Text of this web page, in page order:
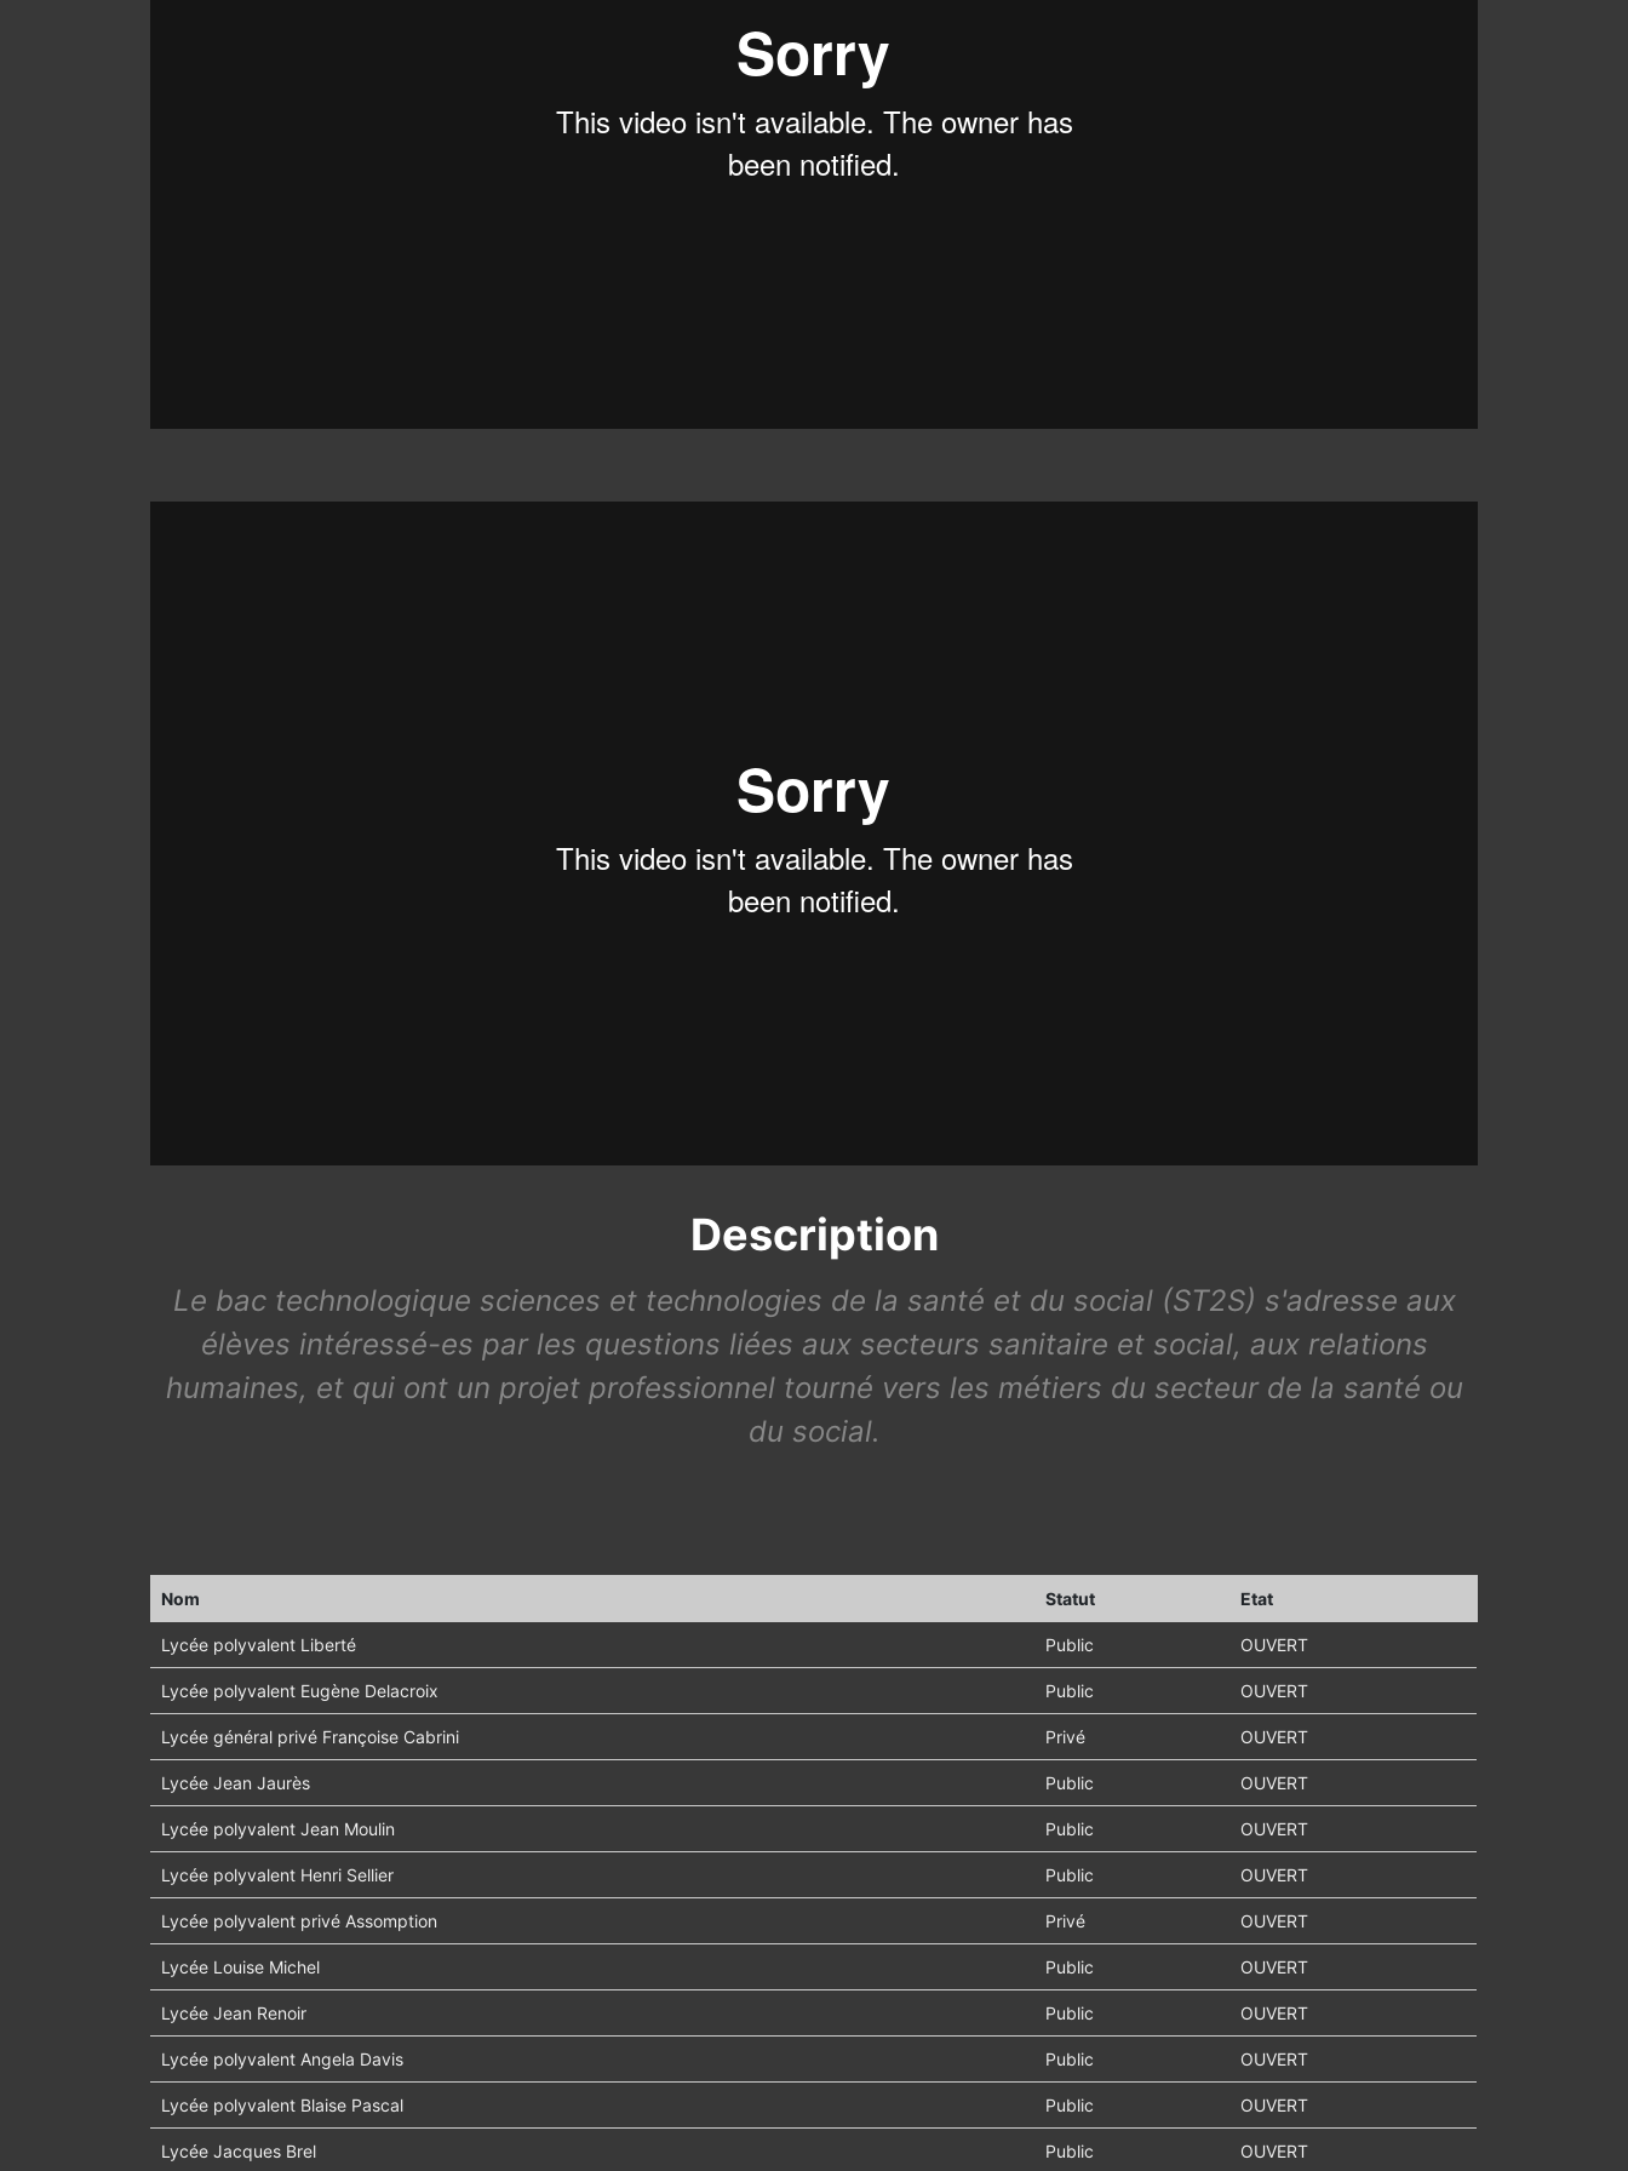
Description
Le bac technologique sciences et technologies de la santé et du social (ST2S) s'adresse aux
élèves intéressé-es par les questions liées aux secteurs sanitaire et social, aux relations
humaines, et qui ont un projet professionnel tourné vers les métiers du secteur de la santé ou
du social.
Nom Statut Etat
Lycée polyvalent Liberté Public OUVERT
Lycée polyvalent Eugène Delacroix Public OUVERT
Lycée général privé Françoise Cabrini Privé OUVERT
Lycée Jean Jaurès Public OUVERT
Lycée polyvalent Jean Moulin Public OUVERT
Lycée polyvalent Henri Sellier Public OUVERT
Lycée polyvalent privé Assomption Privé OUVERT
Lycée Louise Michel Public OUVERT
Lycée Jean Renoir Public OUVERT
Lycée polyvalent Angela Davis Public OUVERT
Lycée polyvalent Blaise Pascal Public OUVERT
Lycée Jacques Brel Public OUVERT